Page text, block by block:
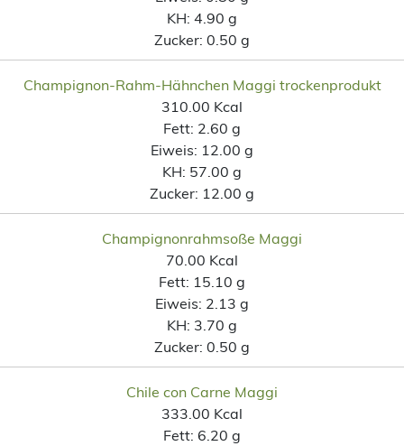
KH: 4.90 g
Zucker: 0.50 g
Champignon-Rahm-Hähnchen Maggi trockenprodukt
310.00 Kcal
Fett: 2.60 g
Eiweis: 12.00 g
KH: 57.00 g
Zucker: 12.00 g
Champignonrahmsoße Maggi
70.00 Kcal
Fett: 15.10 g
Eiweis: 2.13 g
KH: 3.70 g
Zucker: 0.50 g
Chile con Carne Maggi
333.00 Kcal
Fett: 6.20 g